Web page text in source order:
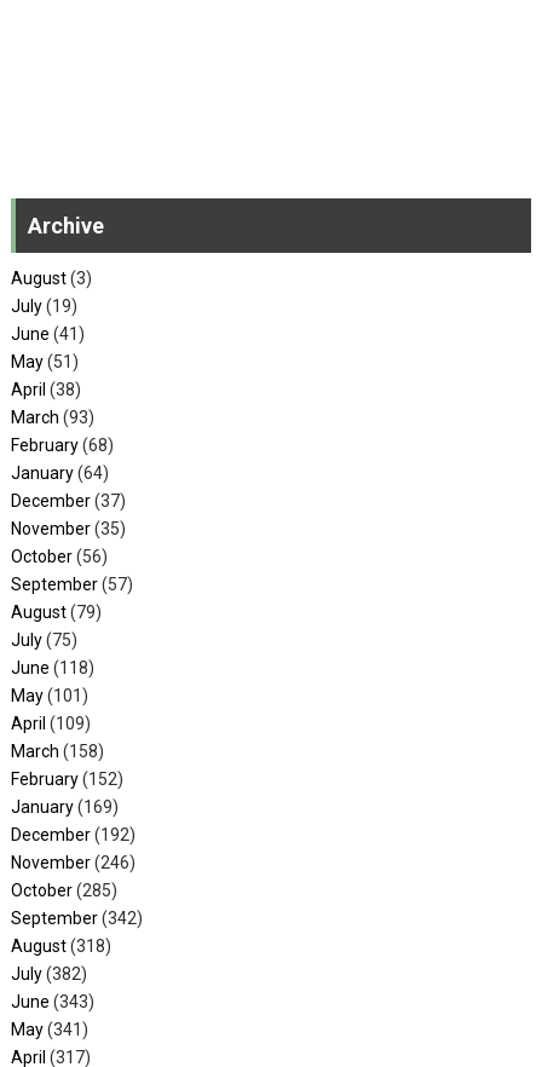
Archive
August(3)
July(19)
June (41)
May(51)
April (38)
March (93)
February(68)
January(64)
December(37)
November(35)
October(56)
September(57)
August(79)
July(75)
June (118)
May(101)
April (109)
March (158)
February(152)
January(169)
December(192)
November(246)
October(285)
September(342)
August(318)
July(382)
June (343)
May(341)
April (317)